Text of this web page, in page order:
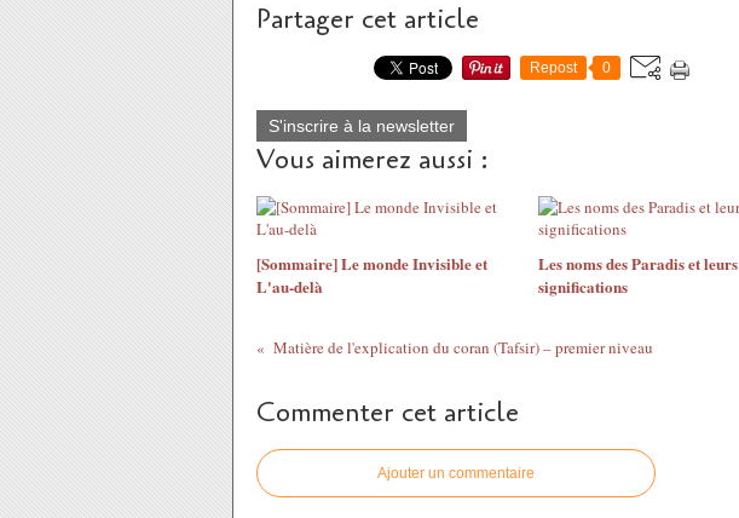
Partager cet article
Repost 0
S'inscrire à la newsletter
Vous aimerez aussi :
[Sommaire] Le monde Invisible et
L'au-delà
Les noms des Paradis et leurs
significations
Matière de l'explication du coran (Tafsir) – premier niveau
Commenter cet article
Ajouter un commentaire